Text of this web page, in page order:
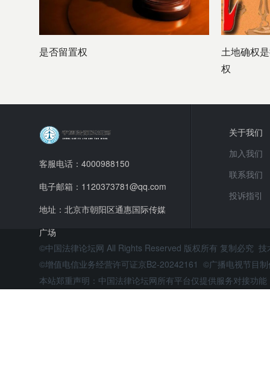
是否留置权
土地确权
权
客服电话：4000988150
电子邮箱：1120373781@qq.com
地址：北京市朝阳区通惠国际传媒
广场
关于我们
加入我们
联系我们
投诉指引
©中国法律论坛网 All Rights Reserved 版权所有 复制必究 技
©增值电信业务经营许可证京B2-20242161 ©广播电视节目
本站郑重声明：中国法律论坛网所有平台仅提供服务对接功